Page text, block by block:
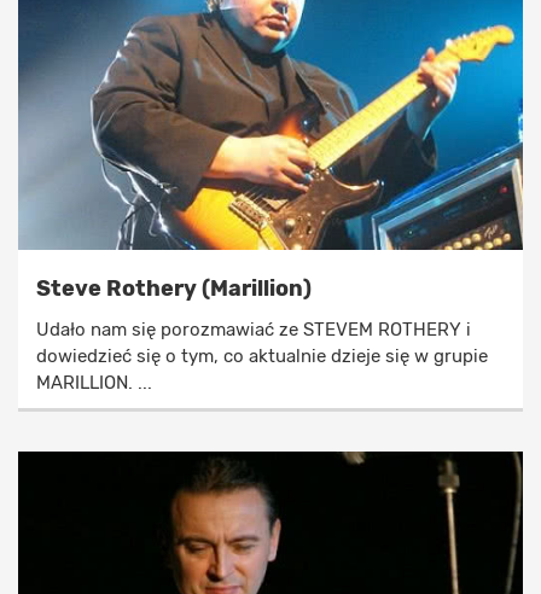
Steve Rothery (Marillion)
Udało nam się porozmawiać ze STEVEM ROTHERY i
dowiedzieć się o tym, co aktualnie dzieje się w grupie
MARILLION. ...